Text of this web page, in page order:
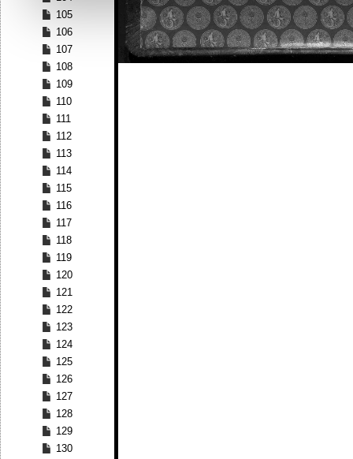
105
106
107
108
109
110
111
112
113
114
115
116
117
118
119
120
121
122
123
124
125
126
127
128
129
130